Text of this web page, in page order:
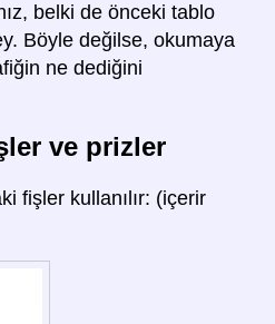
belki de önceki tablo
Böyle değilse, okumaya
ne dediğini
ve prizler
fişler kullanılır: (içerir